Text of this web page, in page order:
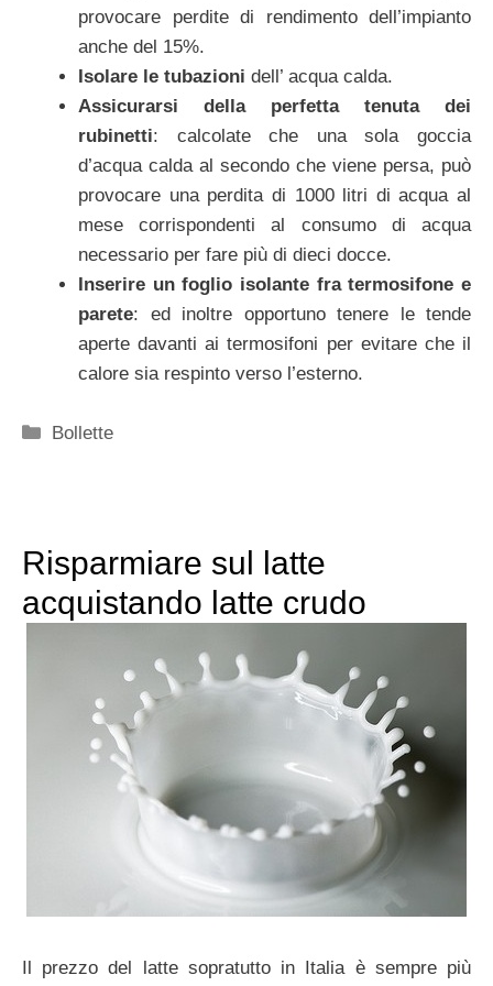
provocare perdite di rendimento dell’impianto
anche del 15%.
Isolare le tubazioni dell’ acqua calda.
Assicurarsi della perfetta tenuta dei
rubinetti: calcolate che una sola goccia
d’acqua calda al secondo che viene persa, può
provocare una perdita di 1000 litri di acqua al
mese corrispondenti al consumo di acqua
necessario per fare più di dieci docce.
Inserire un foglio isolante fra termosifone e
parete: ed inoltre opportuno tenere le tende
aperte davanti ai termosifoni per evitare che il
calore sia respinto verso l’esterno.
Categorie
Bollette
Risparmiare sul latte
acquistando latte crudo
Il prezzo del latte sopratutto in Italia è sempre più